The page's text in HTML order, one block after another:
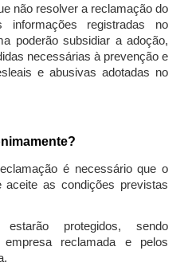
não resolver a reclamação do
informações registradas no
poderão subsidiar a adoção,
necessárias à prevenção e
e abusivas adotadas no
é necessário que o
as condições previstas
protegidos, sendo
reclamada e pelos